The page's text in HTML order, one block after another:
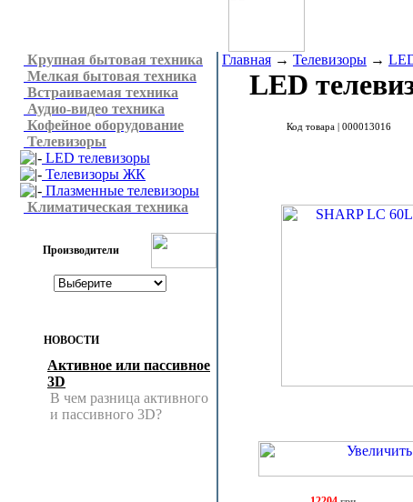
Крупная бытовая техника
Мелкая бытовая техника
Встраиваемая техника
Аудио-видео техника
Кофейное оборудование
Телевизоры
LED телевизоры
Телевизоры ЖК
Плазменные телевизоры
Климатическая техника
Производители
НОВОСТИ
Активное или пассивное
3D
В чем разница активного
и пассивного 3D?
Главная → Телевизоры →
LED
Код товара | 000013016